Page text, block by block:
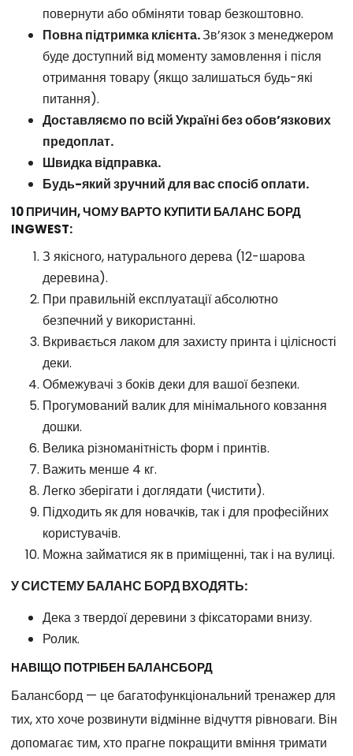
повернути або обміняти товар безкоштовно.
Повна підтримка клієнта.Зв’язок з менеджером
буде доступний від моменту замовлення і після
отримання товару (якщо залишаться будь-які
питання).
Доставляємо по всій Україні без обов’язкових
предоплат.
Швидка відправка.
Будь-який зручний для вас спосіб оплати.
10 ПРИЧИН, ЧОМУ ВАРТО КУПИТИ БАЛАНС БОРД
INGWEST:
З якісного, натурального дерева (12-шарова
деревина).
При правильній експлуатації абсолютно
безпечний у використанні.
Вкривається лаком для захисту принта і цілісності
деки.
Обмежувачі з боків деки для вашої безпеки.
Прогумований валик для мінімального ковзання
дошки.
Велика різноманітність форм і принтів.
Важить менше 4 кг.
Легко зберігати і доглядати (чистити).
Підходить як для новачків, так і для професійних
користувачів.
Можна займатися як в приміщенні, так і на вулиці.
У СИСТЕМУ БАЛАНС БОРД ВХОДЯТЬ:
Дека з твердої деревини з фіксаторами внизу.
Ролик.
НАВІЩО ПОТРІБЕН БАЛАНСБОРД
Балансборд — це багатофункціональний тренажер для
тих, хто хоче розвинути відмінне відчуття рівноваги. Він
допомагає тим, хто прагне покращити вміння тримати